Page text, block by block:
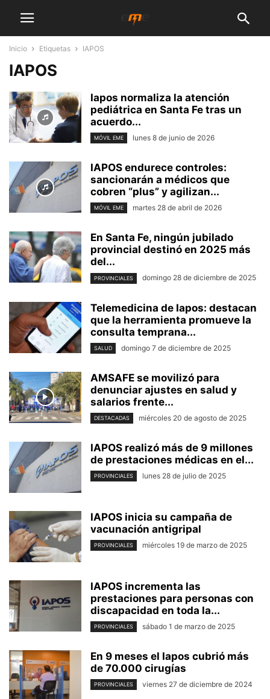
Inicio Etiquetas IAPOS
IAPOS
Iapos normaliza la atención
pediátrica en Santa Fe tras un
acuerdo...
MÓVIL EME lunes 8 de junio de 2026
IAPOS endurece controles:
sancionarán a médicos que
cobren “plus” y agilizan...
MÓVIL EME martes 28 de abril de 2026
En Santa Fe, ningún jubilado
provincial destinó en 2025 más
del...
PROVINCIALES domingo 28 de diciembre de 2025
Telemedicina de Iapos: destacan
que la herramienta promueve la
consulta temprana...
SALUD domingo 7 de diciembre de 2025
AMSAFE se movilizó para
denunciar ajustes en salud y
salarios frente...
DESTACADAS miércoles 20 de agosto de 2025
IAPOS realizó más de 9 millones
de prestaciones médicas en el...
PROVINCIALES lunes 28 de julio de 2025
IAPOS inicia su campaña de
vacunación antigripal
PROVINCIALES miércoles 19 de marzo de 2025
IAPOS incrementa las
prestaciones para personas con
discapacidad en toda la...
PROVINCIALES sábado 1 de marzo de 2025
En 9 meses el Iapos cubrió más
de 70.000 cirugías
PROVINCIALES viernes 27 de diciembre de 2024